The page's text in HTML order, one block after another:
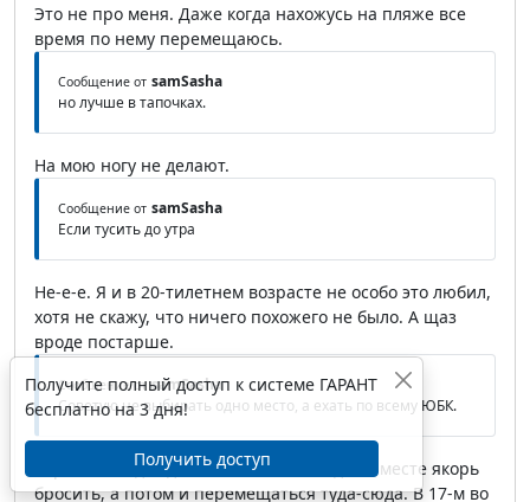
Это не про меня. Даже когда нахожусь на пляже все
время по нему перемещаюсь.
Сообщение от samSasha
но лучше в тапочках.
На мою ногу не делают.
Сообщение от samSasha
Если тусить до утра
Не-е-е. Я и в 20-тилетнем возрасте не особо это любил,
хотя не скажу, что ничего похожего не было. А щаз
вроде постарше.
Сообщение от samSasha
Советую не выбирать одно место, а ехать по всему ЮБК.
Хороший вид отдыха, но хочется в одном месте якорь
бросить, а потом и перемещаться туда-сюда. В 17-м во
Получите полный доступ к системе ГАРАНТ
бесплатно на 3 дня!
Получить доступ